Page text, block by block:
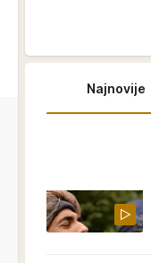
Najnovije